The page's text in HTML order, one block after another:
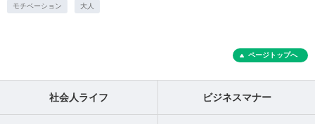
モチベーション 大人
ページトップへ
社会人ライフ ビジネスマナー